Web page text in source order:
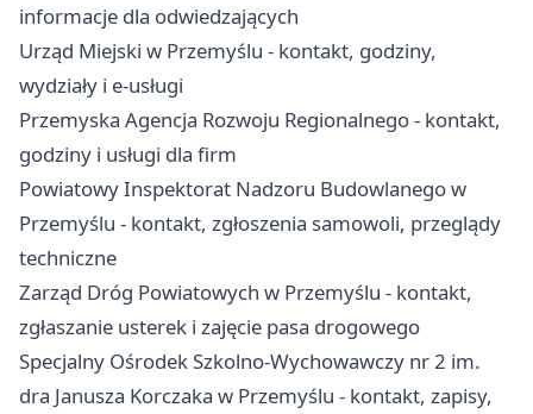
informacje dla odwiedzających
Urząd Miejski w Przemyślu - kontakt, godziny,
wydziały i e-usługi
Przemyska Agencja Rozwoju Regionalnego - kontakt,
godziny i usługi dla firm
Powiatowy Inspektorat Nadzoru Budowlanego w
Przemyślu - kontakt, zgłoszenia samowoli, przeglądy
techniczne
Zarząd Dróg Powiatowych w Przemyślu - kontakt,
zgłaszanie usterek i zajęcie pasa drogowego
Specjalny Ośrodek Szkolno-Wychowawczy nr 2 im.
dra Janusza Korczaka w Przemyślu - kontakt, zapisy,